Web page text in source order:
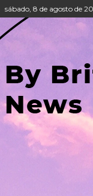
sábado, 8 de agosto de